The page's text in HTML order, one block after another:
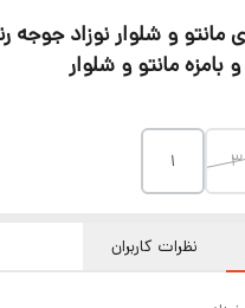
مانتو و شلوار
۳ ۱
نظرات کاربران